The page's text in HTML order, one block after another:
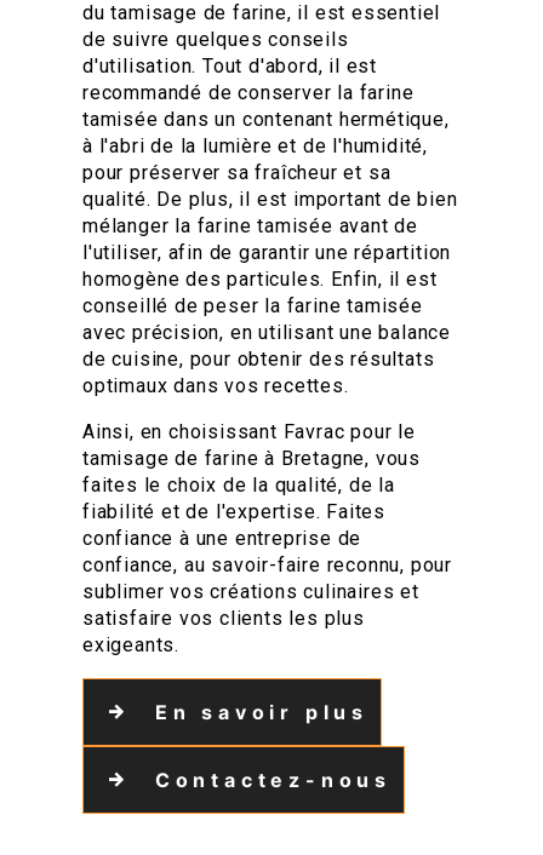
du tamisage de farine, il est essentiel
de suivre quelques conseils
d'utilisation. Tout d'abord, il est
recommandé de conserver la farine
tamisée dans un contenant hermétique,
à l'abri de la lumière et de l'humidité,
pour préserver sa fraîcheur et sa
qualité. De plus, il est important de bien
mélanger la farine tamisée avant de
l'utiliser, afin de garantir une répartition
homogène des particules. Enfin, il est
conseillé de peser la farine tamisée
avec précision, en utilisant une balance
de cuisine, pour obtenir des résultats
optimaux dans vos recettes.
Ainsi, en choisissant Favrac pour le
tamisage de farine à Bretagne, vous
faites le choix de la qualité, de la
fiabilité et de l'expertise. Faites
confiance à une entreprise de
confiance, au savoir-faire reconnu, pour
sublimer vos créations culinaires et
satisfaire vos clients les plus
exigeants.
En savoir plus
Contactez-nous